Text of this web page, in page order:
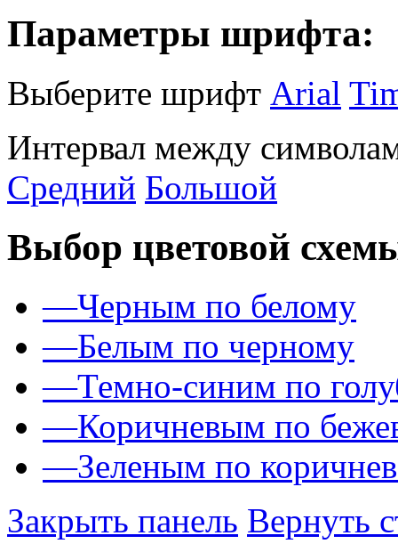
Параметры шрифта:
Выберите шрифт Arial
Интервал между
Средний Большой
Выбор цветовой
—Черным по белому
—Белым по черному
—Темно-синим по
—Коричневым по
—Зеленым по
Закрыть панель Вернуть